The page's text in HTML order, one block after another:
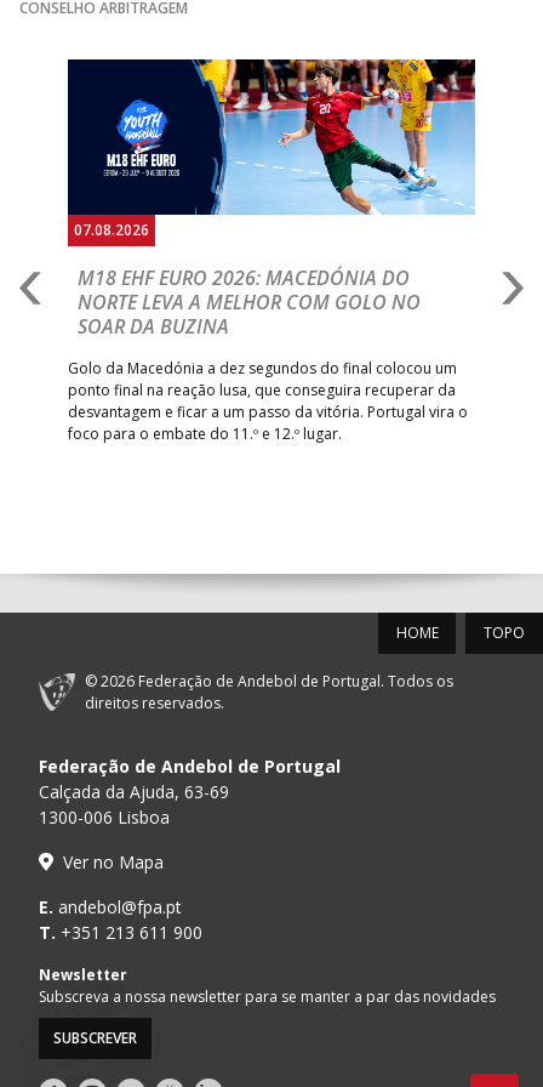
15:00 9
GINÁSIOCSTIRSO /
FC PORTO _ - _
ABC DE BRAGA
/Lusíadas Saude
142 _ - _
ABC DE BRAGA /
Bettermann
AD ACADEMIA
ANDEBOL SPS
_ - _ CDE GIL EANES
18:30 14
Bodegão/CCR/Proteu
_ - _
12
ÁGUAS SANTAS
140 CD FEIRENSE /Movit _ - _
CJ A. GARRETT
/Pristivus
15:00 147 MADEIRA SAD
15:00 20 CF OS BELENENSES
16:00
16:00 16
ANDEBOL SAD
17:00 149
Bettermann
17:15 145
CONSELHO ARBITRAGEM
07.08.2026
M18 EHF EURO 2026: MACEDÓNIA DO
NORTE LEVA A MELHOR COM GOLO NO
SOAR DA BUZINA
Golo da Macedónia a dez segundos do final colocou um
ponto final na reação lusa, que conseguira recuperar da
desvantagem e ficar a um passo da vitória. Portugal vira o
foco para o embate do 11.º e 12.º lugar.
TOPO
HOME
© 2026 Federação de Andebol de Portugal. Todos os
direitos reservados.
Federação de Andebol de Portugal
Calçada da Ajuda, 63-69
1300-006 Lisboa
Ver no Mapa
E. andebol@fpa.pt
T. +351 213 611 900
Newsletter
Subscreva a nossa newsletter para se manter a par das novidades
SUBSCREVER